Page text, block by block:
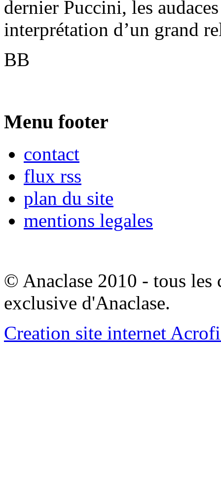
dernier Puccini, les
interprétation d’un grand
BB
Menu footer
contact
flux rss
plan du site
mentions legales
© Anaclase 2010 - tous les
exclusive d'Anaclase.
Creation site internet